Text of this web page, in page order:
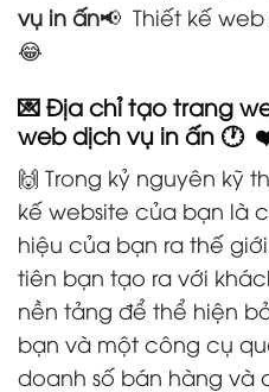
vụ in ấn📢 Thiết kế
😂
💌 Địa chỉ tạo trang
web dịch vụ in ấn 🕐
🙌 Trong kỷ nguyên kỹ
kế website của bạn là
hiệu của bạn ra thế
tiên bạn tạo ra với
nền tảng để thể hiện
bạn và một công cụ
doanh số bán hàng và